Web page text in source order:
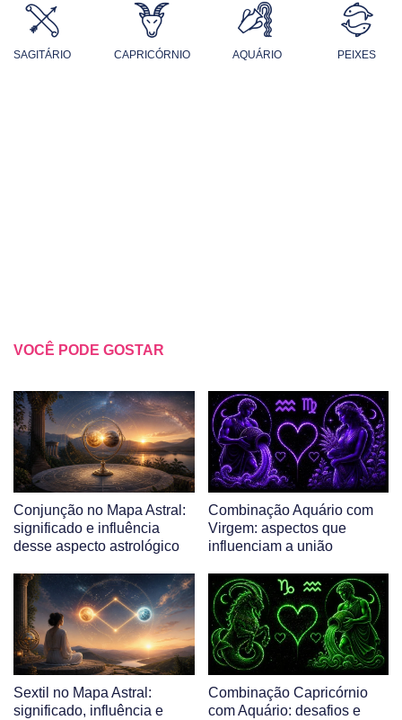
SAGITÁRIO CAPRICÓRNIO AQUÁRIO PEIXES
VOCÊ PODE GOSTAR
Conjunção no Mapa Astral:
significado e influência
desse aspecto astrológico
Combinação Aquário com
Virgem: aspectos que
influenciam a união
Sextil no Mapa Astral:
significado, influência e
Combinação Capricórnio
com Aquário: desafios e